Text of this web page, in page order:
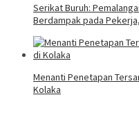
Serikat Buruh:
Berdampak pada
Menanti Penetapan
Kolaka